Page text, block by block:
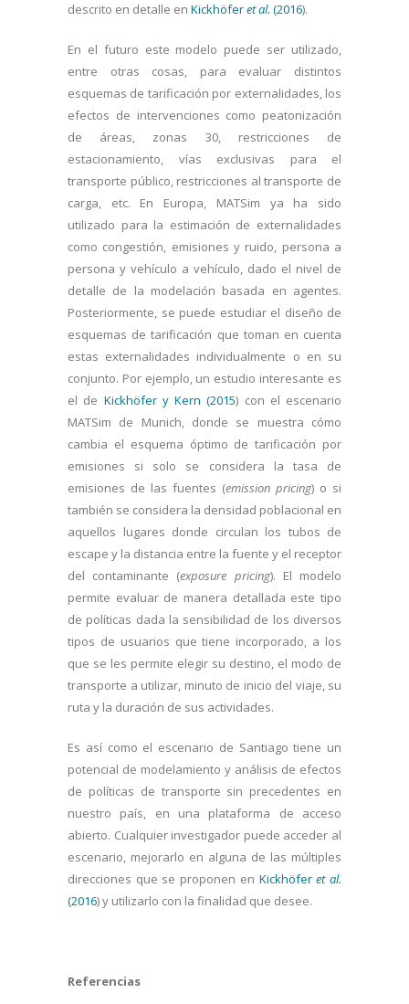
descrito en detalle en Kickhöferet al. (2016).
En el futuro este modelo puede ser utilizado,
entre otras cosas, para evaluar distintos
esquemas de tarificación por externalidades, los
efectos de intervenciones como peatonización
de áreas, zonas 30, restricciones de
estacionamiento, vías exclusivas para el
transporte público, restricciones al transporte de
carga, etc. En Europa, MATSim ya ha sido
utilizado para la estimación de externalidades
como congestión, emisiones y ruido, persona a
persona y vehículo a vehículo, dado el nivel de
detalle de la modelación basada en agentes.
Posteriormente, se puede estudiar el diseño de
esquemas de tarificación que toman en cuenta
estas externalidades individualmente o en su
conjunto. Por ejemplo, un estudio interesante es
el de Kickhöfer y Kern (2015) con el escenario
MATSim de Munich, donde se muestra cómo
cambia el esquema óptimo de tarificación por
emisiones si solo se considera la tasa de
emisiones de las fuentes (emission pricing) o si
también se considera la densidad poblacional en
aquellos lugares donde circulan los tubos de
escape y la distancia entre la fuente y el receptor
del contaminante (exposure pricing). El modelo
permite evaluar de manera detallada este tipo
de políticas dada la sensibilidad de los diversos
tipos de usuarios que tiene incorporado, a los
que se les permite elegir su destino, el modo de
transporte a utilizar, minuto de inicio del viaje, su
ruta y la duración de sus actividades.
Es así como el escenario de Santiago tiene un
potencial de modelamiento y análisis de efectos
de políticas de transporte sin precedentes en
nuestro país, en una plataforma de acceso
abierto. Cualquier investigador puede acceder al
escenario, mejorarlo en alguna de las múltiples
direcciones que se proponen en Kickhöferet al.
(2016) y utilizarlo con la finalidad que desee.
Referencias